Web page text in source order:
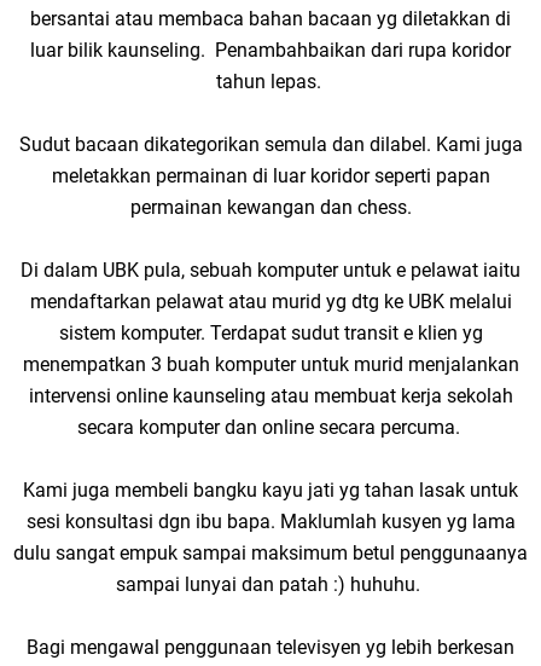
bersantai atau membaca bahan bacaan yg diletakkan di
luar bilik kaunseling. Penambahbaikan dari rupa koridor
tahun lepas.
Sudut bacaan dikategorikan semula dan dilabel. Kami juga
meletakkan permainan di luar koridor seperti papan
permainan kewangan dan chess.
Di dalam UBK pula, sebuah komputer untuk e pelawat iaitu
mendaftarkan pelawat atau murid yg dtg ke UBK melalui
sistem komputer. Terdapat sudut transit e klien yg
menempatkan 3 buah komputer untuk murid menjalankan
intervensi online kaunseling atau membuat kerja sekolah
secara komputer dan online secara percuma.
Kami juga membeli bangku kayu jati yg tahan lasak untuk
sesi konsultasi dgn ibu bapa. Maklumlah kusyen yg lama
dulu sangat empuk sampai maksimum betul penggunaanya
sampai lunyai dan patah :) huhuhu.
Bagi mengawal penggunaan televisyen yg lebih berkesan